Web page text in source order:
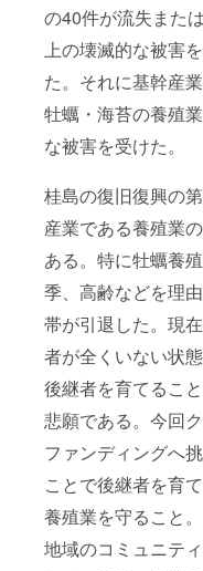
の40件が流失また
上の壊滅的な被害
た。それに基幹産
牡蠣・海苔の養殖
な被害を受けた。
桂島の復旧復興の
産業である養殖業
ある。特に牡蠣養
季、高齢などを理
帯が引退した。現
者が全くいない状
後継者を育てるこ
悲願である。今回
ファンディングへ
ことで後継者を育
養殖業を守ること。
地域のコミュニテ